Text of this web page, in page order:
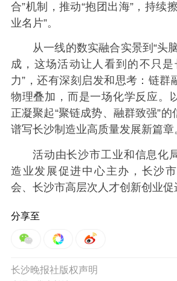
合”机制，推动“抱团出海”，持续
业名片”。
从一线的数实融合实景到“头
成，这场活动让人看到的不只是
力”，还有深刻启发和思考：链群
物理叠加，而是一场化学反应。
正凝聚起“聚链成势、融群致强”的
谱写长沙制造业高质量发展新篇章
活动由长沙市工业和信息化
造业发展促进中心主办，长沙
会、长沙市高层次人才创新创业促
分享至
长沙晚报社版权声明